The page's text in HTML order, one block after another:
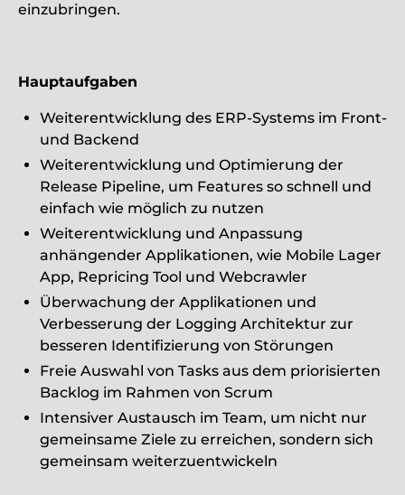
einzubringen.
Hauptaufgaben
Weiterentwicklung des ERP-Systems im Front-
und Backend
Weiterentwicklung und Optimierung der
Release Pipeline, um Features so schnell und
einfach wie möglich zu nutzen
Weiterentwicklung und Anpassung
anhängender Applikationen, wie Mobile Lager
App, Repricing Tool und Webcrawler
Überwachung der Applikationen und
Verbesserung der Logging Architektur zur
besseren Identifizierung von Störungen
Freie Auswahl von Tasks aus dem priorisierten
Backlog im Rahmen von Scrum
Intensiver Austausch im Team, um nicht nur
gemeinsame Ziele zu erreichen, sondern sich
gemeinsam weiterzuentwickeln